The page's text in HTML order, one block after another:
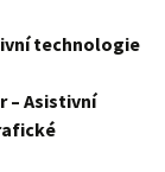
technologie
– Asistivní